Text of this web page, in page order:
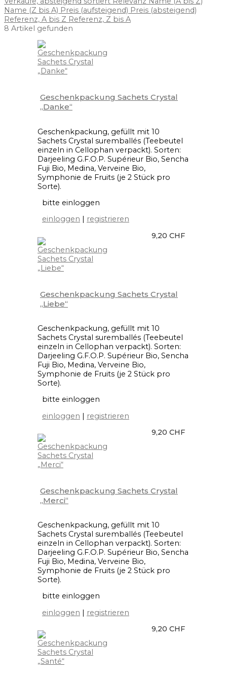
Name (Z bis A) Preis (aufsteigend) Preis (absteigend)
Referenz, A bis Z Referenz, Z bis A
8 Artikel gefunden
Geschenkpackung Sachets Crystal
„Danke“
Geschenkpackung, gefüllt mit 10
Sachets Crystal suremballés (Teebeutel
einzeln in Cellophan verpackt). Sorten:
Darjeeling G.F.O.P. Supérieur Bio, Sencha
Fuji Bio, Medina, Verveine Bio,
Symphonie de Fruits (je 2 Stück pro
Sorte).
bitte einloggen
einloggen | registrieren
9,20 CHF
Geschenkpackung Sachets Crystal
„Liebe“
Geschenkpackung, gefüllt mit 10
Sachets Crystal suremballés (Teebeutel
einzeln in Cellophan verpackt). Sorten:
Darjeeling G.F.O.P. Supérieur Bio, Sencha
Fuji Bio, Medina, Verveine Bio,
Symphonie de Fruits (je 2 Stück pro
Sorte).
bitte einloggen
einloggen | registrieren
9,20 CHF
Geschenkpackung Sachets Crystal
„Merci“
Geschenkpackung, gefüllt mit 10
Sachets Crystal suremballés (Teebeutel
einzeln in Cellophan verpackt). Sorten:
Darjeeling G.F.O.P. Supérieur Bio, Sencha
Fuji Bio, Medina, Verveine Bio,
Symphonie de Fruits (je 2 Stück pro
Sorte).
bitte einloggen
einloggen | registrieren
9,20 CHF